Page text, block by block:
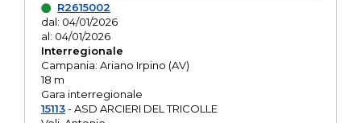
R2615002
dal: 04/01/2026
al: 04/01/2026
Interregionale
Campania: Ariano Irpino (AV)
18 m
Gara interregionale
15113- ASD ARCIERI DEL TRICOLLE